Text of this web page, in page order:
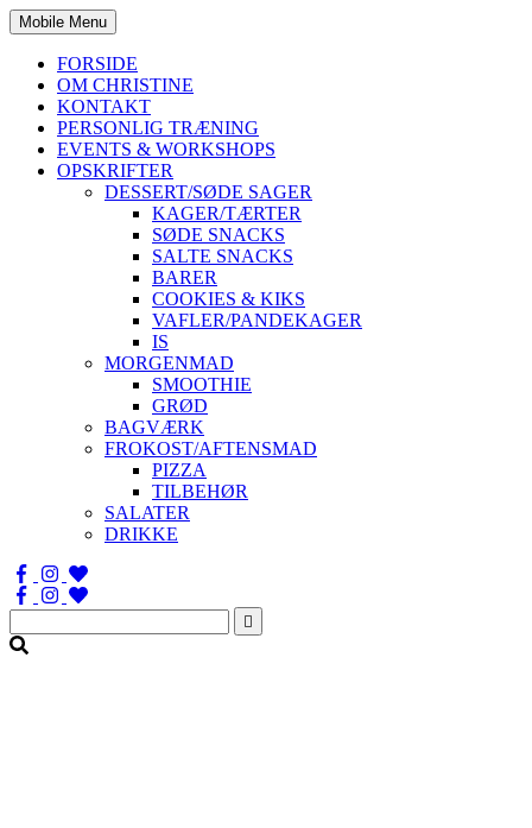
Mobile Menu
FORSIDE
OM CHRISTINE
KONTAKT
PERSONLIG TRÆNING
EVENTS & WORKSHOPS
OPSKRIFTER
DESSERT/SØDE SAGER
KAGER/TÆRTER
SØDE SNACKS
SALTE SNACKS
BARER
COOKIES & KIKS
VAFLER/PANDEKAGER
IS
MORGENMAD
SMOOTHIE
GRØD
BAGVÆRK
FROKOST/AFTENSMAD
PIZZA
TILBEHØR
SALATER
DRIKKE
Søg
efter: